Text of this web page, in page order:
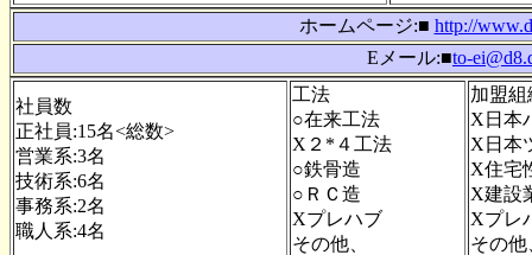
ホームページ:■ http://
Eメール:■to-
社員数
正社員:15名<総数>
営業系:3名
技術系:6名
事務系:2名
職人系:4名
工法
○在来工法
X２*４工法
○鉄骨造
○ＲＣ造
Xプレハブ
その他、
加盟
X日本
X日本
X住宅
X建設
Xプレ
その